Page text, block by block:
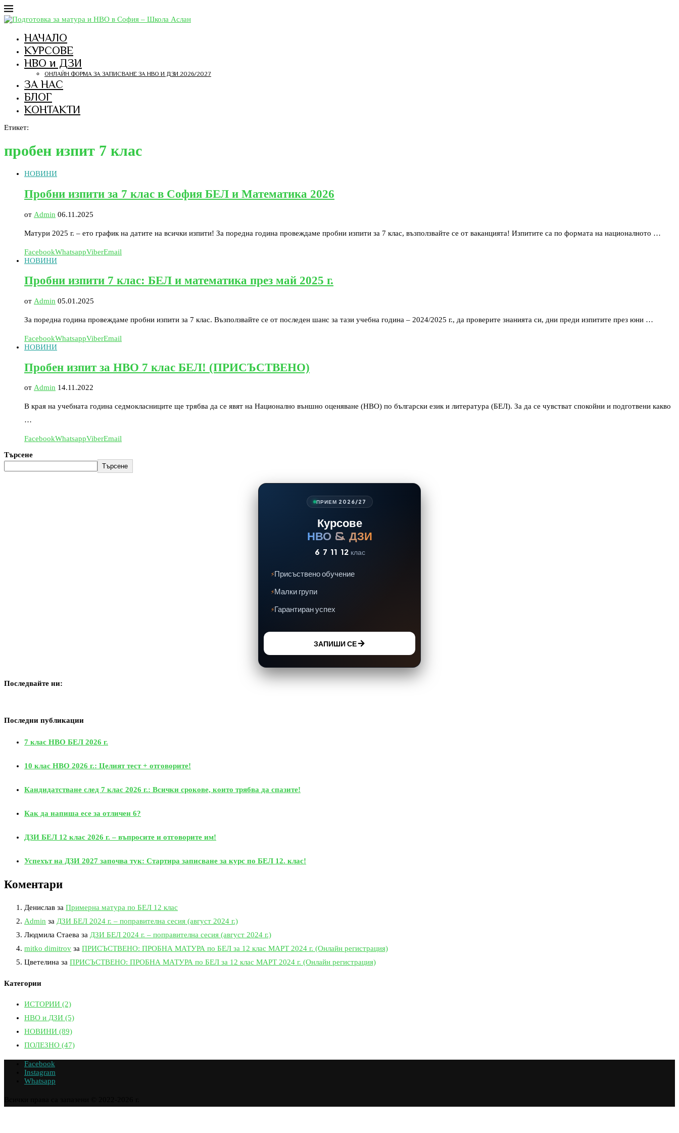
НАЧАЛО
КУРСОВЕ
НВО и ДЗИ
ОНЛАЙН ФОРМА ЗА ЗАПИСВАНЕ ЗА НВО И ДЗИ 2026/2027
ЗА НАС
БЛОГ
КОНТАКТИ
Етикет:
пробен изпит 7 клас
НОВИНИ
Пробни изпити за 7 клас в София БЕЛ и Математика 2026
от Admin 06.11.2025
Матури 2025 г. – ето график на датите на всички изпити! За поредна година провеждаме пробни изпити за 7 клас, възползвайте се от ваканцията! Изпитите са по формата на националното …
FacebookWhatsappViberEmail
НОВИНИ
Пробни изпити 7 клас: БЕЛ и математика през май 2025 г.
от Admin 05.01.2025
За поредна година провеждаме пробни изпити за 7 клас. Възползвайте се от последен шанс за тази учебна година – 2024/2025 г., да проверите знанията си, дни преди изпитите през юни …
FacebookWhatsappViberEmail
НОВИНИ
Пробен изпит за НВО 7 клас БЕЛ! (ПРИСЪСТВЕНО)
от Admin 14.11.2022
В края на учебната година седмокласниците ще трябва да се явят на Национално външно оценяване (НВО) по български език и литература (БЕЛ). За да се чувстват спокойни и подготвени какво
…
FacebookWhatsappViberEmail
Търсене
Търсене
ПРИЕМ 2026/27
Курсове
НВО & ДЗИ
6 7 11 12 клас
Присъствено обучение
Малки групи
Гарантиран успех
ЗАПИШИ СЕ
Последвайте ни:
Последни публикации
7 клас НВО БЕЛ 2026 г.
10 клас НВО 2026 г.: Целият тест + отговорите!
Кандидатстване след 7 клас 2026 г.: Всички срокове, които трябва да спазите!
Как да напиша есе за отличен 6?
ДЗИ БЕЛ 12 клас 2026 г. – въпросите и отговорите им!
Успехът на ДЗИ 2027 започва тук: Стартира записване за курс по БЕЛ 12. клас!
Коментари
Денислав за Примерна матура по БЕЛ 12 клас
Admin за ДЗИ БЕЛ 2024 г. – поправителна сесия (август 2024 г.)
Людмила Стаева за ДЗИ БЕЛ 2024 г. – поправителна сесия (август 2024 г.)
mitko dimitrov за ПРИСЪСТВЕНО: ПРОБНА МАТУРА по БЕЛ за 12 клас МАРТ 2024 г. (Онлайн регистрация)
Цветелина за ПРИСЪСТВЕНО: ПРОБНА МАТУРА по БЕЛ за 12 клас МАРТ 2024 г. (Онлайн регистрация)
Категории
ИСТОРИИ (2)
НВО и ДЗИ (5)
НОВИНИ (89)
ПОЛЕЗНО (47)
Facebook
Instagram
Whatsapp